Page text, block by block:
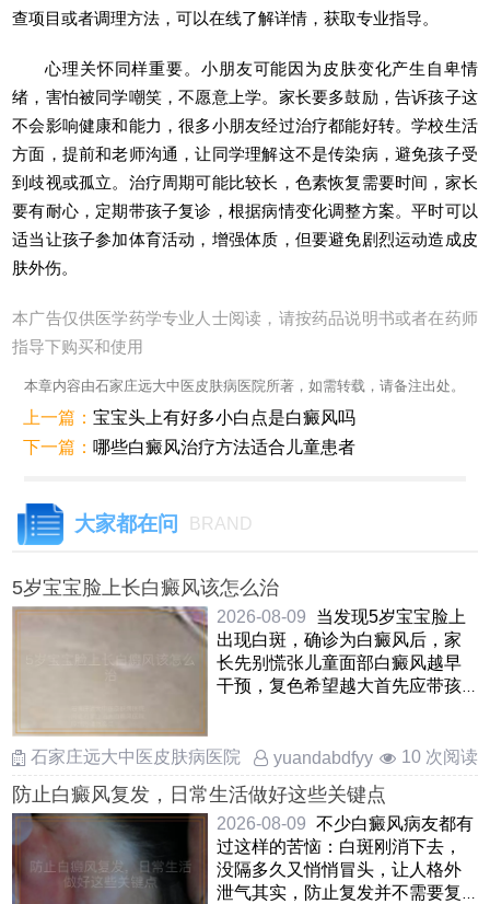
查项目或者调理方法，可以在线了解详情，获取专业指导。
心理关怀同样重要。小朋友可能因为皮肤变化产生自卑情
绪，害怕被同学嘲笑，不愿意上学。家长要多鼓励，告诉孩子这
不会影响健康和能力，很多小朋友经过治疗都能好转。学校生活
方面，提前和老师沟通，让同学理解这不是传染病，避免孩子受
到歧视或孤立。治疗周期可能比较长，色素恢复需要时间，家长
要有耐心，定期带孩子复诊，根据病情变化调整方案。平时可以
适当让孩子参加体育活动，增强体质，但要避免剧烈运动造成皮
肤外伤。
本广告仅供医学药学专业人士阅读，请按药品说明书或者在药师
指导下购买和使用
本章内容由石家庄远大中医皮肤病医院所著，如需转载，请备注出处。
上一篇：宝宝头上有好多小白点是白癜风吗
下一篇： 哪些白癜风治疗方法适合儿童患者
大家都在问 BRAND
5岁宝宝脸上长白癜风该怎么治
2026-08-09
当发现5岁宝宝脸上
出现白斑，确诊为白癜风后，家
长先别慌张儿童面部白癜风越早
干预，复色希望越大首先应带孩
石家庄远大中医皮肤病医院
yuandabdfyy 10 次阅读
防止白癜风复发，日常生活做好这些关键点
2026-08-09 不少白癜风病友都有
过这样的苦恼：白斑刚消下去，
没隔多久又悄悄冒头，让人格外
泄气其实，防止复发并不需要复